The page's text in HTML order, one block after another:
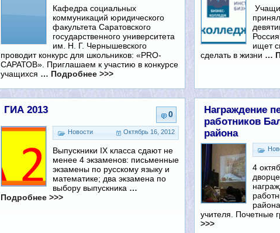
Кафедра социальных
коммуникаций юридического
факультета Саратовского
государственного университета
им. Н. Г. Чернышевского
проводит конкурс для школьников: «PRО-
САРАТОВ». Приглашаем к участию в конкурсе
учащихся … Подробнее >>>
ищет
сделать в жизни …
0
ГИА 2013
Октябрь 16, 2012
Новости
Выпускники IX класса сдают не
менее 4 экзаменов: письменные
экзамены по русскому языку и
математике; два экзамена по
выбору выпускника …
Подробнее >>>
Награждение
работников
района
4
учителя. Почетные
>>>